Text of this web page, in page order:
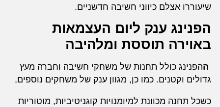
שיעוררו אצלם כיווני חשיבה חדשניים.
הפנינג ענק ליום העצמאות
באוירה תוססת ומלהיבה
ההפנינג כולל תחנות של משחקי חשיבה וחברה מעץ
גדולים וקטנים. כמו כן, מגוון ענק של משחקים נוספים,
כשכל תחנה מכוונת למיומנויות קוגניטיביות, מוטוריות